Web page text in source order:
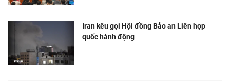
Iran kêu gọi Hội đồng Bảo an Liên hợp
quốc hành động